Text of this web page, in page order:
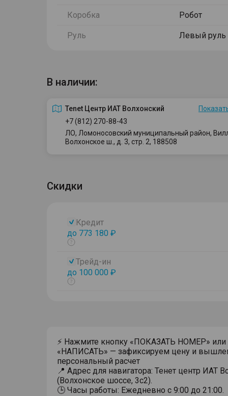
Коробка Робот
Руль Левый руль
В наличии:
Tenet Центр ИАТ Волхонский
+7 (812) 270-88-43
ЛО, Ломоносовский муниципальный район,
Волхонское ш., д. 3, стр. 2, 188508
Скидки
Кредит
до 773 180 ₽
Показать
Трейд-ин
до 100 000 ₽
Показать
⚡ Нажмите кнопку «ПОКАЗАТЬ НОМЕР» или
«НАПИСАТЬ» — зафиксируем цену и
персональный расчет
📍 Адрес для навигатора: Тенет центр ИАТ
(Волхонское шоссе, 3с2).
🕒 Часы работы: Ежедневно с 9:00 до 21:00.